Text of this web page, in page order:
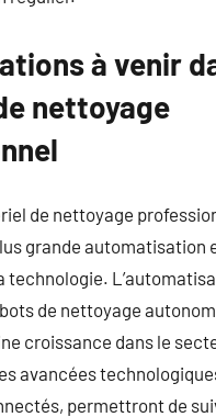
à venir
nettoyage
de nettoyage
grande automatisation
technologie.
de nettoyage
croissance dans le
avancées
permettront de